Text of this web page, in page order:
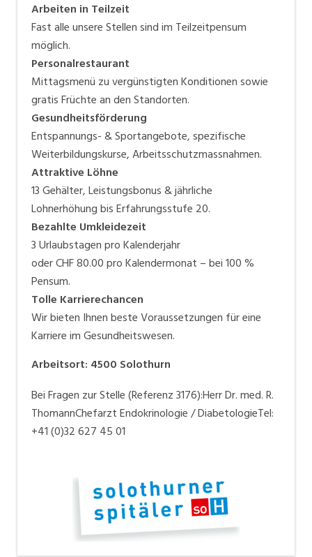
Arbeiten in Teilzeit
Fast alle unsere Stellen sind im Teilzeitpensum
möglich.
Personalrestaurant
Mittagsmenü zu vergünstigten Konditionen sowie
gratis Früchte an den Standorten.
Gesundheitsförderung
Entspannungs- & Sportangebote, spezifische
Weiterbildungskurse, Arbeitsschutzmassnahmen.
Attraktive Löhne
13 Gehälter, Leistungsbonus & jährliche
Lohnerhöhung bis Erfahrungsstufe 20.
Bezahlte Umkleidezeit
3 Urlaubstagen pro Kalenderjahr
oder CHF 80.00 pro Kalendermonat – bei 100 %
Pensum.
Tolle Karrierechancen
Wir bieten Ihnen beste Voraussetzungen für eine
Karriere im Gesundheitswesen.
Arbeitsort: 4500 Solothurn
Bei Fragen zur Stelle (Referenz 3176):Herr Dr. med. R.
ThomannChefarzt Endokrinologie / DiabetologieTel:
+41 (0)32 627 45 01